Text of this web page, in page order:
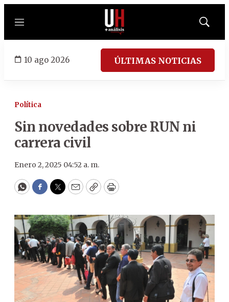
Menú
Mostrar
10 ago 2026 ÚLTIMAS NOTICIAS
Política
Sin novedades sobre RUN ni
carrera civil
Enero 2, 2025 04:52 a. m.
WhatsApp
Facebook
Twitter
EmailCopyPrint